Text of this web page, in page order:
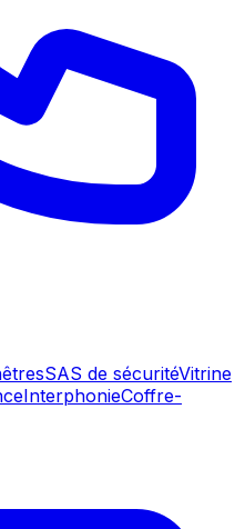
SAS de sécuritéVitrine
InterphonieCoffre-